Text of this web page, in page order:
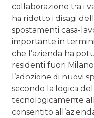
collaborazione tra i
ha ridotto i disagi
spostamenti casa-
importante in
che l’azienda ha
residenti fuori
l’adozione di nuovi
secondo la logica
tecnologicamente
consentito